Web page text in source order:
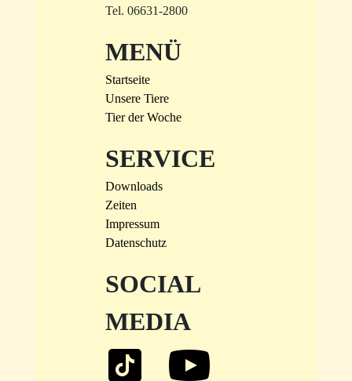
Tel. 06631-2800
MENÜ
Startseite
Unsere Tiere
Tier der Woche
SERVICE
Downloads
Zeiten
Impressum
Datenschutz
SOCIAL
MEDIA